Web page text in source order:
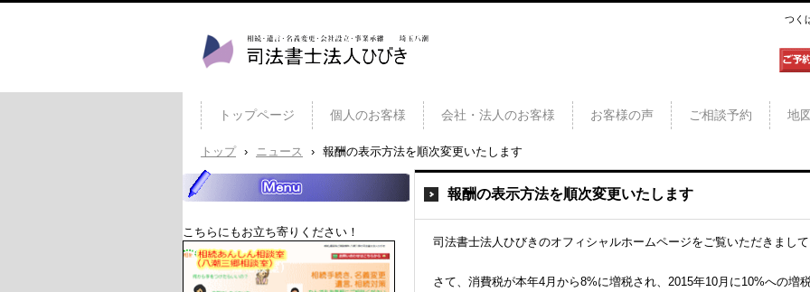
つく
トップページ 個人のお客様 会社・法人のお客様 お客様の声 ご相談予約 地
トップ › ニュース › 報酬の表示方法を順次変更いたします
報酬の表示方法を順次変更いたします
司法書士法人ひびきのオフィシャルホームページをご覧いただきまし
さて、消費税が本年4月から8%に増税され、2015年10月に10%への増
こちらにもお立ち寄りください！